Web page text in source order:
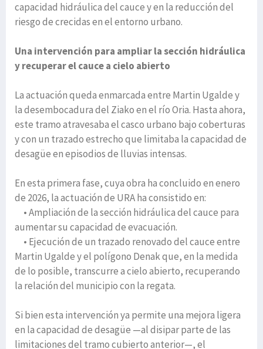
capacidad hidráulica del cauce y en la reducción del
riesgo de crecidas en el entorno urbano.
Una intervención para ampliar la sección hidráulica
y recuperar el cauce a cielo abierto
La actuación queda enmarcada entre Martin Ugalde y
la desembocadura del Ziako en el río Oria. Hasta ahora,
este tramo atravesaba el casco urbano bajo coberturas
y con un trazado estrecho que limitaba la capacidad de
desagüe en episodios de lluvias intensas.
En esta primera fase, cuya obra ha concluido en enero
de 2026, la actuación de URA ha consistido en:
• Ampliación de la sección hidráulica del cauce para
aumentar su capacidad de evacuación.
• Ejecución de un trazado renovado del cauce entre
Martin Ugalde y el polígono Denak que, en la medida
de lo posible, transcurre a cielo abierto, recuperando
la relación del municipio con la regata.
Si bien esta intervención ya permite una mejora ligera
en la capacidad de desagüe —al disipar parte de las
limitaciones del tramo cubierto anterior—, el